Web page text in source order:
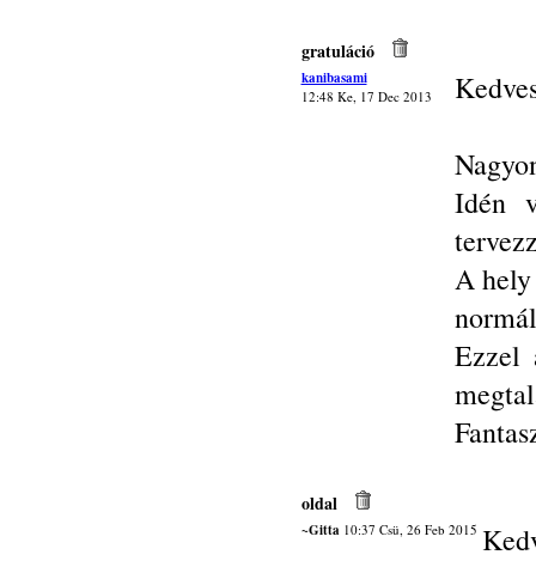
gratuláció
kanibasami
12:48 Ke, 17 Dec 2013
Idén
A hely
Ezzel
oldal
~Gitta10:37 Csü, 26 Feb 2015